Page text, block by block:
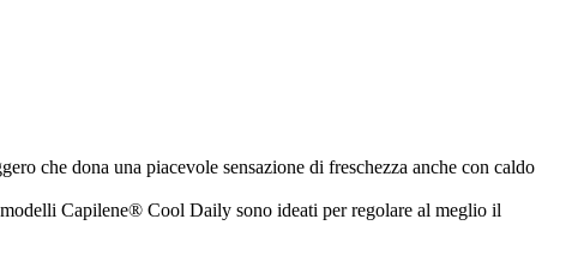
che dona una piacevole sensazione di freschezza anche con caldo
Capilene® Cool Daily sono ideati per regolare al meglio il